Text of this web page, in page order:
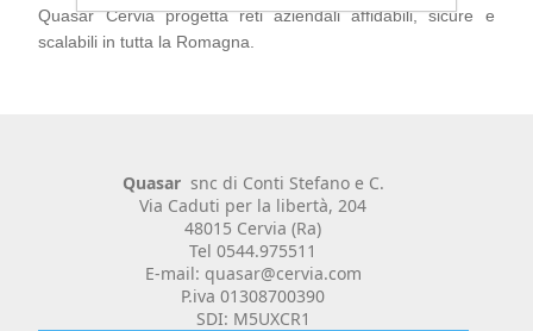
Realizzazione Software
Siti Web e portali e-commerce
Quasar Cervia progetta reti aziendali affidabili, sicure e
scalabili in tutta la Romagna.
Quasar snc di Conti Stefano e C.
Via Caduti per la libertà, 204
48015 Cervia (Ra)
Tel 0544.975511
E-mail: quasar@cervia.com
P.iva 01308700390
SDI: M5UXCR1